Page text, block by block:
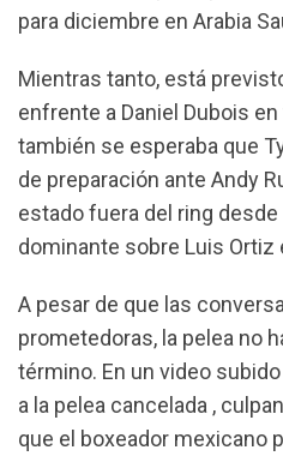
para diciembre en Arabia
Mientras tanto, está previsto
enfrente a Daniel Dubois
también se esperaba que
de preparación ante Andy
estado fuera del ring
dominante sobre Luis Ortiz
A pesar de que las
prometedoras, la pelea no
término. En un video
a la pelea cancelada ,
que el boxeador mexicano